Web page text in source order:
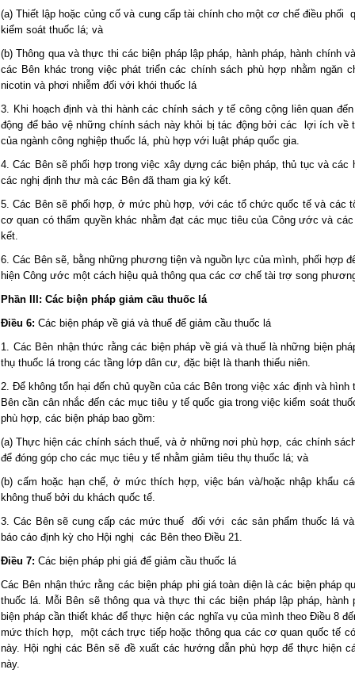
(a) Thiết lập hoặc củng cố và cung cấp tài chính cho một cơ chế điều phối
kiểm soát thuốc lá; và
(b) Thông qua và thực thi các biện pháp lập pháp, hành pháp, hành chính
các Bên khác trong việc phát triển các chính sách phù hợp nhằm ngăn
nicotin và phơi nhiễm đối với khói thuốc lá
3. Khi hoạch định và thi hành các chính sách y tế công cộng liên quan
động để bảo vệ những chính sách này khỏi bị tác động bởi các lợi ích
của ngành công nghiệp thuốc lá, phù hợp với luật pháp quốc gia.
4. Các Bên sẽ phối hợp trong việc xây dựng các biện pháp, thủ tục và
các nghị định thư mà các Bên đã tham gia ký kết.
5. Các Bên sẽ phối hợp, ở mức phù hợp, với các tổ chức quốc tế và các
cơ quan có thẩm quyền khác nhằm đạt các mục tiêu của Công ước và
kết.
6. Các Bên sẽ, bằng những phương tiện và nguồn lực của mình, phối hợp
hiện Công ước một cách hiệu quả thông qua các cơ chế tài trợ song
Phần III: Các biện pháp giảm cầu thuốc lá
Điều 6: Các biện pháp về giá và thuế để giảm cầu thuốc lá
1. Các Bên nhận thức rằng các biện pháp về giá và thuế là những biện
thụ thuốc lá trong các tầng lớp dân cư, đặc biệt là thanh thiếu niên.
2. Để không tổn hại đến chủ quyền của các Bên trong việc xác định và
Bên cần cân nhắc đến các mục tiêu y tế quốc gia trong việc kiểm soát
phù hợp, các biện pháp bao gồm:
(a) Thực hiện các chính sách thuế, và ở những nơi phù hợp, các chính
để đóng góp cho các mục tiêu y tế nhằm giảm tiêu thụ thuốc lá; và
(b) cấm hoặc hạn chế, ở mức thích hợp, việc bán và/hoặc nhập khẩu
không thuế bởi du khách quốc tế.
3. Các Bên sẽ cung cấp các mức thuế đối với các sản phẩm thuốc lá
báo cáo định kỳ cho Hội nghị các Bên theo Điều 21.
Điều 7: Các biện pháp phi giá để giảm cầu thuốc lá
Các Bên nhận thức rằng các biện pháp phi giá toàn diện là các biện pháp
thuốc lá. Mỗi Bên sẽ thông qua và thực thi các biện pháp lập pháp,
biện pháp cần thiết khác để thực hiện các nghĩa vụ của mình theo Điều 8
mức thích hợp, một cách trực tiếp hoặc thông qua các cơ quan quốc tế
này. Hội nghị các Bên sẽ đề xuất các hướng dẫn phù hợp để thực hiện
này.